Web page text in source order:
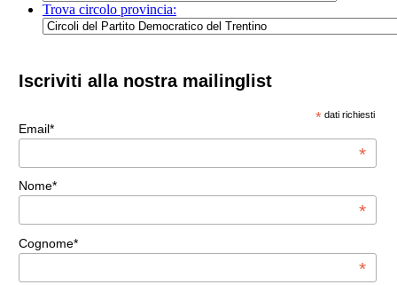
Trova circolo provincia:
Iscriviti alla nostra mailinglist
* dati richiesti
Email*
*
Nome*
*
Cognome*
*